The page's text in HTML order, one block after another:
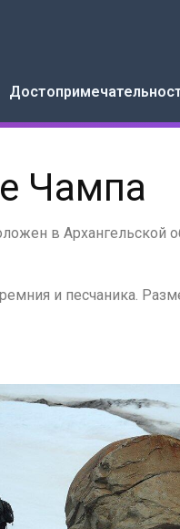
Чампа
в Архангельской
и песчаника.